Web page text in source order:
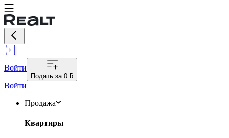
Войти
Подать за 0 ƃ
Войти
Продажа
Квартиры